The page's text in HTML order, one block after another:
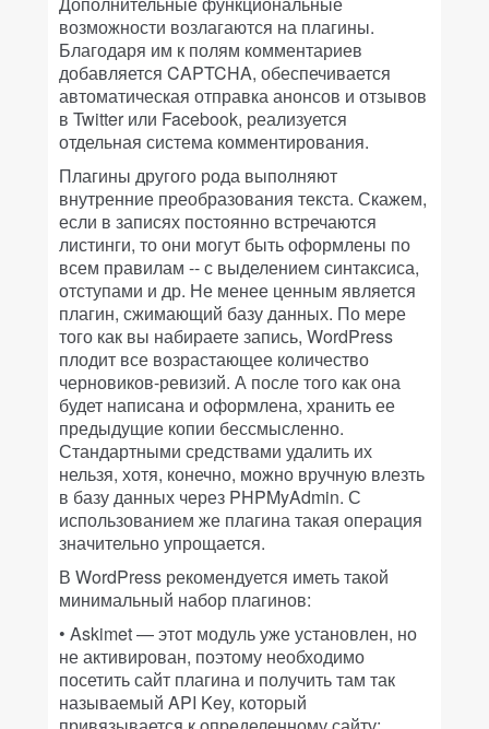
возможности возлагаются на плагины.
Благодаря им к полям комментариев
добавляется CAPTCHA, обеспечивается
автоматическая отправка анонсов и отзывов
в Twitter или Facebook, реализуется
отдельная система комментирования.
Плагины другого рода выполняют
внутренние преобразования текста. Скажем,
если в записях постоянно встречаются
листинги, то они могут быть оформлены по
всем правилам -- с выделением синтаксиса,
отступами и др. Не менее ценным является
плагин, сжимающий базу данных. По мере
того как вы набираете запись, WordPress
плодит все возрастающее количество
черновиков-ревизий. А после того как она
будет написана и оформлена, хранить ее
предыдущие копии бессмысленно.
Стандартными средствами удалить их
нельзя, хотя, конечно, можно вручную влезть
в базу данных через PHPMyAdmin. С
использованием же плагина такая операция
значительно упрощается.
В WordPress рекомендуется иметь такой
минимальный набор плагинов:
• Askimet — этот модуль уже установлен, но
не активирован, поэтому необходимо
посетить сайт плагина и получить там так
называемый API Key, который